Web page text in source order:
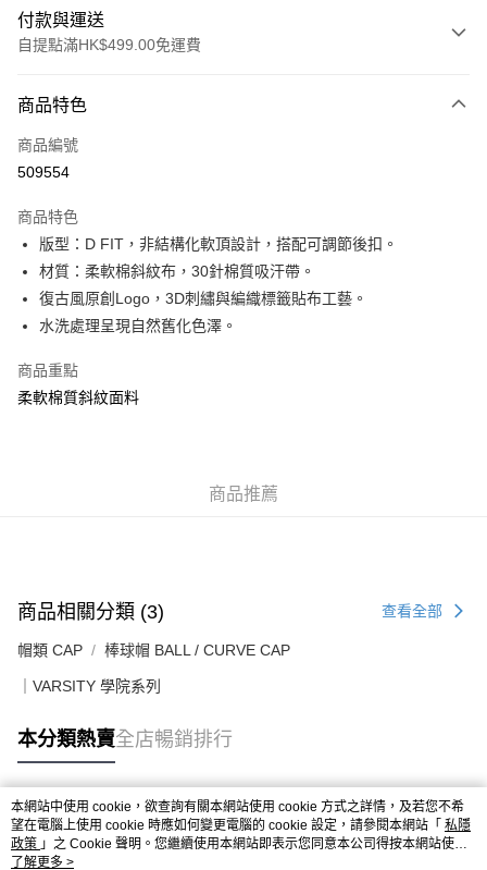
付款與運送
自提點滿HK$499.00免運費
信用卡
Apple Pay
AlipayHK
WeChat Pay
送貨方式
付款後順豐站及營業點
每筆HK$50.00，滿HK$499.00或以上免運費
商品特色
商品編號
509554
商品特色
版型：D FIT，非結構化軟頂設計，搭配可調節後扣。
材質：柔軟棉斜紋布，30針棉質吸汗帶。
復古風原創Logo，3D刺繡與編織標籤貼布工藝。
水洗處理呈現自然舊化色澤。
商品重點
柔軟棉質斜紋面料
商品推薦
商品相關分類 (3) 查看全部
帽類 CAP 棒球帽 BALL / CURVE CAP
｜VARSITY 學院系列
本分類熱賣全店暢銷排行
熱門標籤
本網站中使用 cookie，欲查詢有關本網站使用 cookie 方式之詳情，及若您不希
望在電腦上使用 cookie 時應如何變更電腦的 cookie 設定，請參閱本網站「 私隱
政策 」之 Cookie 聲明。您繼續使用本網站即表示您同意本公司得按本網站使用
條款之 Cookie 聲明使用 cookie。
了解更多 >